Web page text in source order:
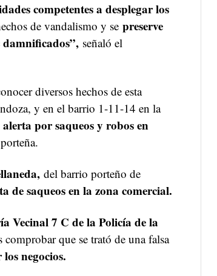
competentes a desplegar los
de vandalismo y se preserve
señaló el
diversos hechos de esta
y en el barrio 1-11-14 en la
alerta por saqueos y robos en
del barrio porteño de
de saqueos en la zona comercial.
Vecinal 7 C de la Policía de la
que se trató de una falsa
negocios.